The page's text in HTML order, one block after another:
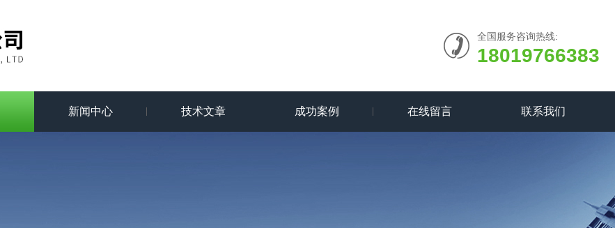
全国服务咨询热线:
18019766383
新闻中心 技术文章 成功案例 在线留言 联系我们